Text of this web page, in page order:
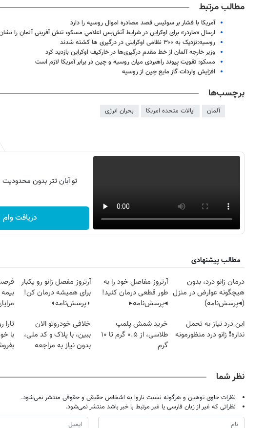
مطالب مرتبط
آمریکا با فشار بر سوئیس قصد مصادره اموال روسیه را دارد
ارسال «ماردر» برای اوکراین در شرایط آتش‌بس اعلامیِ مسکو، تنش آفرینی آلمان را
روسیه:نزدیک به ۳۰۰ نظامی اوکراینی در درگیری ها کشته شدند
وزیر خارجه آلمان از خط مقدم درگیری‌ها در خارکیف اوکراین بازدید کرد
مسکو: تقویت پیوند راهبردی میان روسیه و چین در برابر آمریکا لازم است
افزایش واردات گاز مایع چین از روسیه
برچسب‌ها
آلمان ایالات متحده امریکا بحران انرژی
تو آبان تتر بدون
دریافت وام
مطالب پیشنهادی
درمان زانو درد، بدون
هیچگونه عوارض در منزل
(◂پرسش‌نامه)
آرتروز مفاصل خود را به
طور قطعی درمان کنید!
◂پرسش‌نامه▸
آرتروز مفصل زانو رو یکبار
برای همیشه درمان کن!
◗پرسش‌نامه◖
این درد نیاز به تحمل
نداره❗ زانو درد منظورمونه
خرید شمش پلمپ
طلاسی، از ۰.۵ گرم تا ۱۰
گرم
خلافی خودروتو الان
ببین، با پلاک و کد ملی،
بدون نیاز به مراجعه
نظر شما
نظرات حاوی توهین و هرگونه نسبت ناروا به اشخاص حقیقی و حقوقی منتشر نمی‌شود.
نظراتی که غیر از زبان فارسی یا غیر مرتبط با خبر باشد منتشر نمی‌شود.
روزنامه‌های ورزشی پنج‌شنبه ۱۵ مرداد ۱۴۰۵ روزنامه‌های اقتصادی